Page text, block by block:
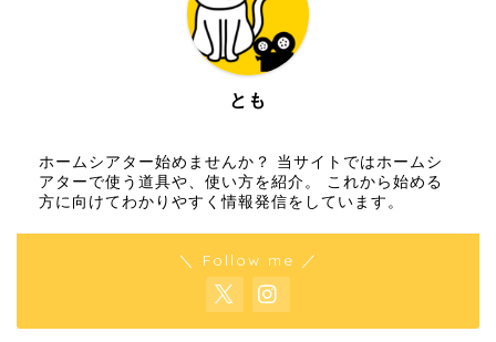
とも
ホームシアター始めませんか？ 当サイトではホームシ
アターで使う道具や、使い方を紹介。 これから始める
方に向けてわかりやすく情報発信をしています。
＼ Follow me ／